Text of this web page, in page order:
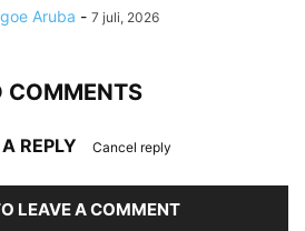
Aruba - 7 juli, 2026
COMMENTS
REPLY Cancel reply
LEAVE A COMMENT